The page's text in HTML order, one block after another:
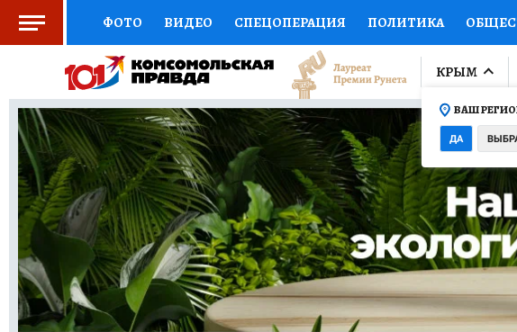
ФОТО ВИДЕО СПЕЦОПЕРАЦИЯ ПОЛИТИКА
ЗДОРОВЬЕ СОЦПОДДЕРЖКА НАУКА СПОРТ
ВЫБОР ЭКСПЕРТОВ ДОКТОР ФИНАНСЫ
КНИЖНАЯ ПОЛКА ПРОГНОЗЫ НА СПОРТ ПРОМОКОДЫ
ПРЕСС-ЦЕНТР НЕДВИЖИМОСТЬ ТЕЛЕВИЗОР
КОЛЛЕКЦИИ РЕКЛАМА ТЕСТЫ НОВОЕ НА САЙТЕ
КРЫМ
ВАШ
ДА